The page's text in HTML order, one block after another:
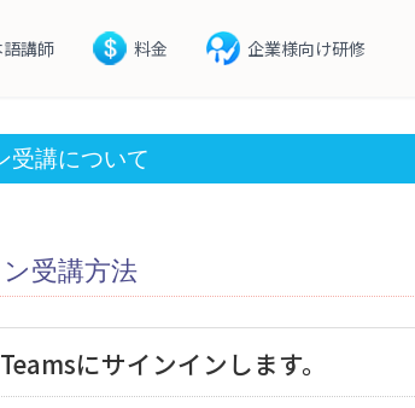
講師 料金 企業様向け研修
受講について
受講方法
Teamsにサインインします。